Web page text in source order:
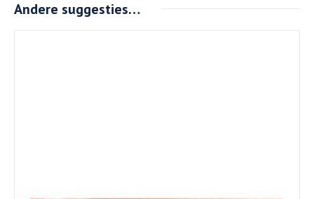
Andere suggesties…